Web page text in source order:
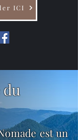
ICI
du
est un